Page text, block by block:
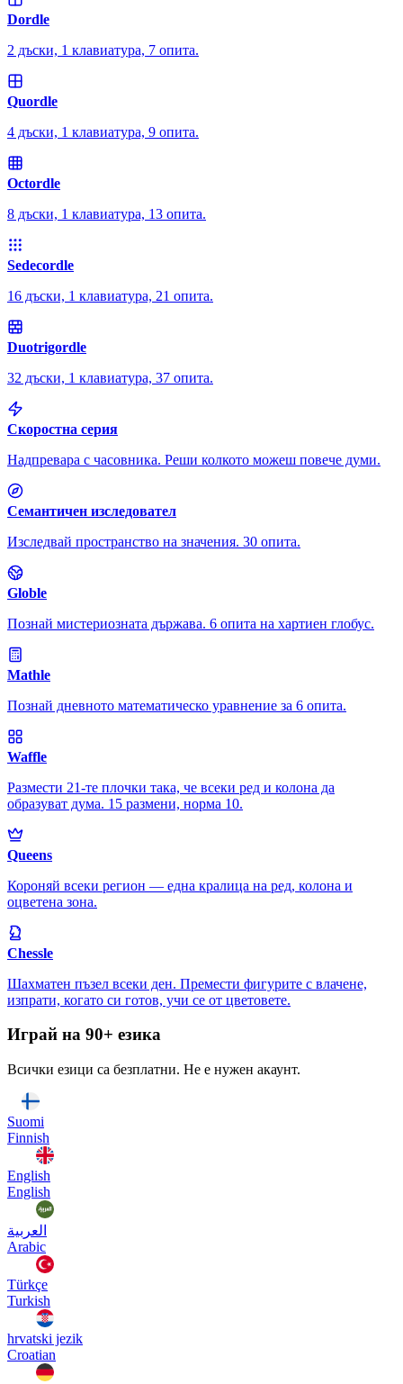
Dordle
2 дъски, 1 клавиатура, 7 опита.
Quordle
4 дъски, 1 клавиатура, 9 опита.
Octordle
8 дъски, 1 клавиатура, 13 опита.
Sedecordle
16 дъски, 1 клавиатура, 21 опита.
Duotrigordle
32 дъски, 1 клавиатура, 37 опита.
Скоростна серия
Надпревара с часовника. Реши колкото можеш повече думи.
Семантичен изследовател
Изследвай пространство на значения. 30 опита.
Globle
Познай мистериозната държава. 6 опита на хартиен глобус.
Mathle
Познай дневното математическо уравнение за 6 опита.
Waffle
Размести 21-те плочки така, че всеки ред и колона да
образуват дума. 15 размени, норма 10.
Queens
Короняй всеки регион — една кралица на ред, колона и
оцветена зона.
Chessle
Шахматен пъзел всеки ден. Премести фигурите с влачене,
изпрати, когато си готов, учи се от цветовете.
Играй на 90+ езика
Всички езици са безплатни. Не е нужен акаунт.
Suomi
Finnish
English
English
العربية
Arabic
Türkçe
Turkish
hrvatski jezik
Croatian